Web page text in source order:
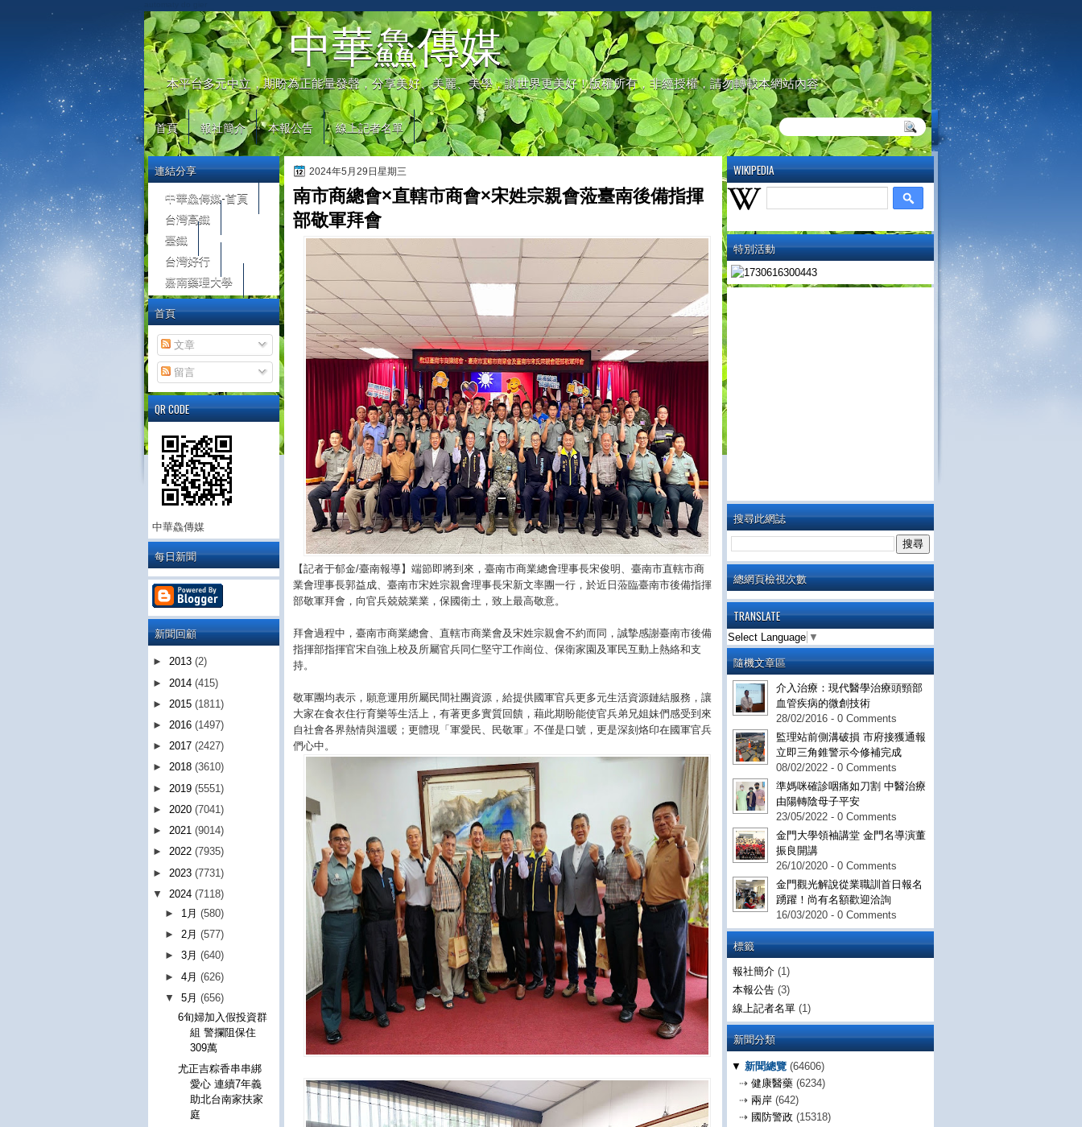
中華鱻傳媒
本平台多元中立，期盼為正能量發聲，分享美好、美麗、美學，讓世界更美好！版權所有，非經授權，請勿轉載本網站內容
首頁 報社簡介 本報公告 線上記者名單
WIKIPEDIA
特別活動
搜尋此網誌
總網頁檢視次數
TRANSLATE
Select Language ▼
隨機文章區
介入治療：現代醫學治療頭頸部
血管疾病的微創技術
28/02/2016 - 0 Comments
監理站前側溝破損 市府接獲通報
立即三角錐警示今修補完成
08/02/2022 - 0 Comments
準媽咪確診咽痛如刀割 中醫治療
由陽轉陰母子平安
23/05/2022 - 0 Comments
金門大學領袖講堂 金門名導演董
振良開講
26/10/2020 - 0 Comments
金門觀光解說從業職訓首日報名
踴躍！尚有名額歡迎洽詢
16/03/2020 - 0 Comments
標籤
報社簡介 (1)
本報公告 (3)
線上記者名單 (1)
新聞分類
▼ 新聞總覽 (64606)
⇢ 健康醫藥 (6234)
⇢ 兩岸 (642)
⇢ 國防警政 (15318)
2024年5月29日星期三
南市商總會×直轄市商會×宋姓宗親會蒞臺南後備指揮
部敬軍拜會
【記者于郁金/臺南報導】端節即將到來，臺南市商業總會理事長宋俊明、臺南市直轄市商
業會理事長郭益成、臺南市宋姓宗親會理事長宋新文率團一行，於近日蒞臨臺南市後備指揮
部敬軍拜會，向官兵兢兢業業，保國衛土，致上最高敬意。
拜會過程中，臺南市商業總會、直轄市商業會及宋姓宗親會不約而同，誠摯感謝臺南市後備
指揮部指揮官宋自強上校及所屬官兵同仁堅守工作崗位、保衛家園及軍民互動上熱絡和支
持。
敬軍團均表示，願意運用所屬民間社團資源，給提供國軍官兵更多元生活資源鏈結服務，讓
大家在食衣住行育樂等生活上，有著更多實質回饋，藉此期盼能使官兵弟兄姐妹們感受到來
自社會各界熱情與溫暖；更體現「軍愛民、民敬軍」不僅是口號，更是深刻烙印在國軍官兵
們心中。
連結分享
中華鱻傳媒-首頁
台灣高鐵
臺鐵
台灣好行
嘉南藥理大學
首頁
文章
留言
QR CODE
中華鱻傳媒
每日新聞
新聞回顧
► 2013 (2)
► 2014 (415)
► 2015 (1811)
► 2016 (1497)
► 2017 (2427)
► 2018 (3610)
► 2019 (5551)
► 2020 (7041)
► 2021 (9014)
► 2022 (7935)
► 2023 (7731)
▼ 2024 (7118)
► 1月(580)
►2月(577)
►3月(640)
►4月(626)
▼5月(656)
6旬婦加入假投資群
組 警攔阻保住
309萬
尤正吉粽香串串綁
愛心 連續7年義
助北台南家扶家
庭